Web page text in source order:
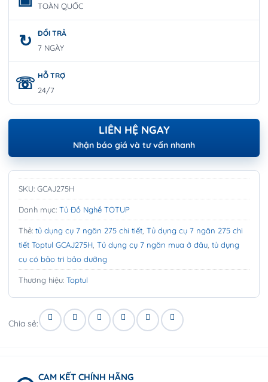
TOÀN QUỐC
ĐỔI TRẢ
7 NGÀY
HỖ TRỢ
24/7
LIÊN HỆ NGAY
Nhận báo giá và tư vấn nhanh
SKU: GCAJ275H
Danh mục: Tủ Đồ Nghề TOTUP
Thẻ: tủ dụng cụ 7 ngăn 275 chi tiết Tủ dụng cụ 7 ngăn 275 chi
tiết Toptul GCAJ275H Tủ dụng cụ 7 ngăn mua ở đâu tủ dụng
cụ có bảo trì bảo dưỡng
Thương hiệu: Toptul
Chia sẻ:
CAM KẾT CHÍNH HÃNG